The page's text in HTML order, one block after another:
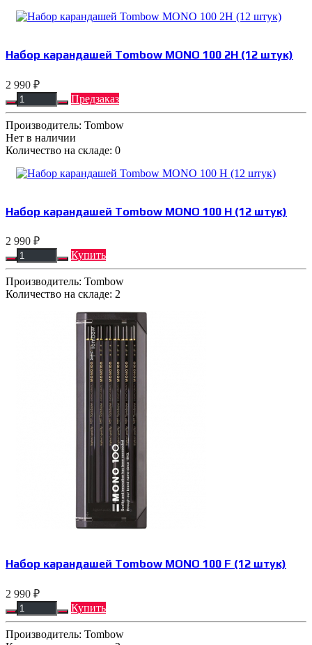
Набор карандашей Tombow MONO 100 2H (12 штук)
2 990 ₽
Предзаказ
Производитель: Tombow
Нет в наличии
Количество на складе: 0
Набор карандашей Tombow MONO 100 H (12 штук)
2 990 ₽
Купить
Производитель: Tombow
Количество на складе: 2
Набор карандашей Tombow MONO 100 F (12 штук)
2 990 ₽
Купить
Производитель: Tombow